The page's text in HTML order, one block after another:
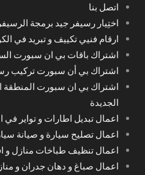
اتصل بنا
اختِيار رسيفر جيد برمجة الرسيفر 24 ساعة في الكويت
ارقام فنيي تكييف و تبريد في
اشتراك باقات بي ان سبورت
اشتراك بي أن سبورت تركيب
الجديدة
اعمال تبديل اطارات و تواير في
اعمال تصليح سيارة و صيانة
اعمال تنظيف طباخات منازل و
اعمال صباغ و دهان جدران و